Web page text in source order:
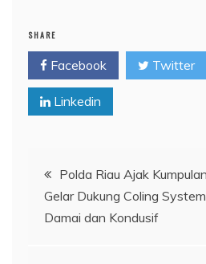
SHARE
Facebook Twitter
Linkedin
Navigasi
pos
Polda Riau Ajak
Gelar Dukung Coling
Damai dan Kondusif